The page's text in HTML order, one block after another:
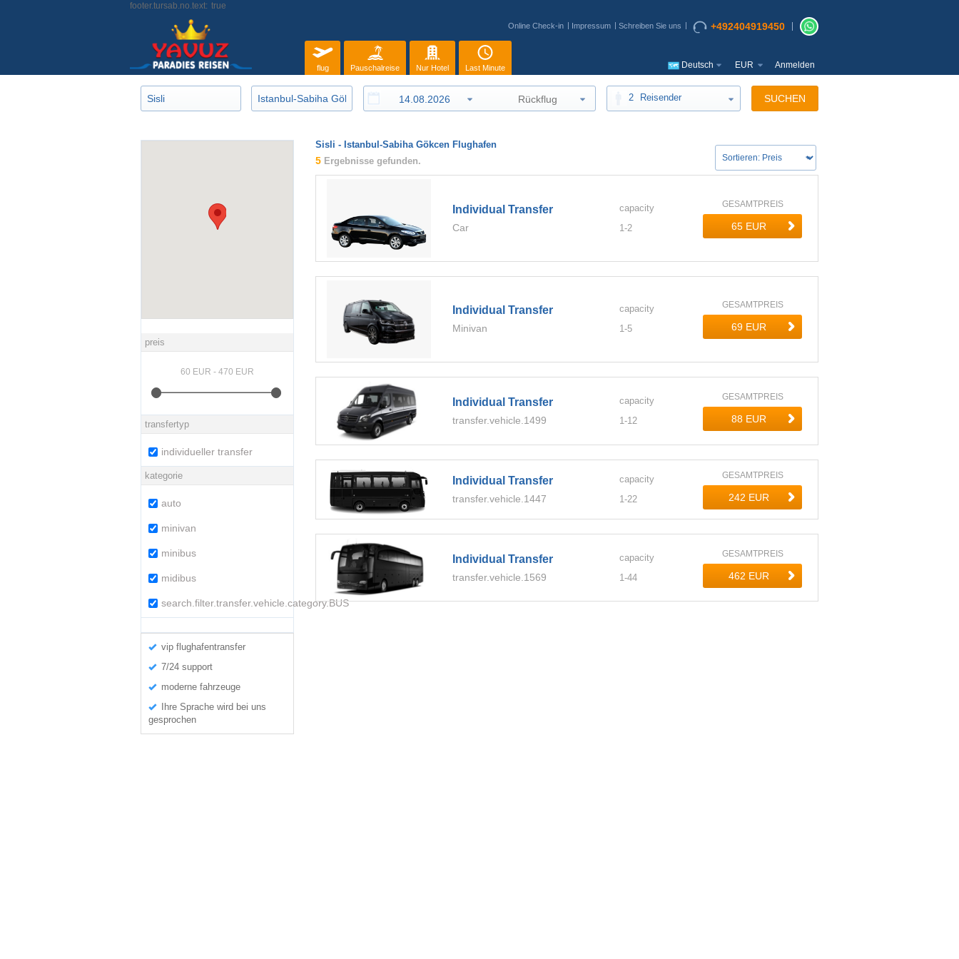
footer.tursab.no.text: true
Online Check-in Impressum Schreiben Sie uns +492404919450
flug Pauschalreise Nur Hotel Last Minute Deutsch EUR Anmelden
2 Reisender SUCHEN
preis
transfertyp
individueller transfer
kategorie
auto
minivan
minibus
midibus
search.filter.transfer.vehicle.category.BUS
vip flughafentransfer
7/24 support
moderne fahrzeuge
Ihre Sprache wird bei uns
gesprochen
Sisli - Istanbul-Sabiha Gökcen Flughafen
5 Ergebnisse gefunden.
Individual Transfer
Car
capacity
1-2
GESAMTPREIS
Individual Transfer
Minivan
capacity
1-5
GESAMTPREIS
Individual Transfer
transfer.vehicle.1499
capacity
1-12
GESAMTPREIS
Individual Transfer
transfer.vehicle.1447
capacity
1-22
GESAMTPREIS
Individual Transfer
transfer.vehicle.1569
capacity
1-44
GESAMTPREIS